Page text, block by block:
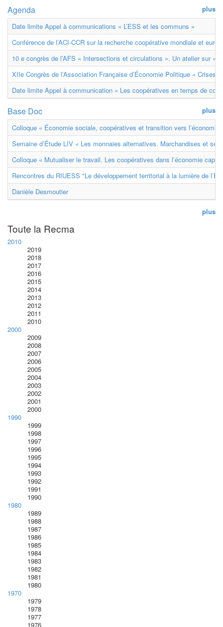
plus
Agenda
Date limite Appel à communications « L’ESS et les communs »
Conférence de l’ACI-CCR sur la recherche coopérative mondiale et
10 e congrès de l’AFS « Intersections et circulations ». Un atelier sur «
XIIe Congrès de l’Association Française d’Économie Politique « Crises
Date limite Appel à communication « Les coopératives en temps de
plus
Base Doc
Colloque « Économie sociale, coopératives et transition vers
Semaine d’Étude LIV « Les monnaies alternatives. Marchandises et
Colloque « Mutualiser le travail. Les coopératives dans l’économie
Rencontres du RIUESS "Le développement territorial à la lumière de
Danièle Desmoutier
plus
Toute la Recma
2010
2019
2018
2017
2016
2015
2014
2013
2012
2011
2010
2000
2009
2008
2007
2006
2005
2004
2003
2002
2001
2000
1990
1999
1998
1997
1996
1995
1994
1993
1992
1991
1990
1980
1989
1988
1987
1986
1985
1984
1983
1982
1981
1980
1970
1979
1978
1977
1976